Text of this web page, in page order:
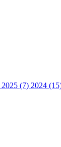
2025 (7) 2024